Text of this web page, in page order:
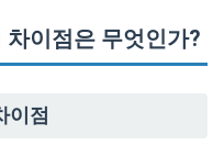
이점은 무엇인가?
이점